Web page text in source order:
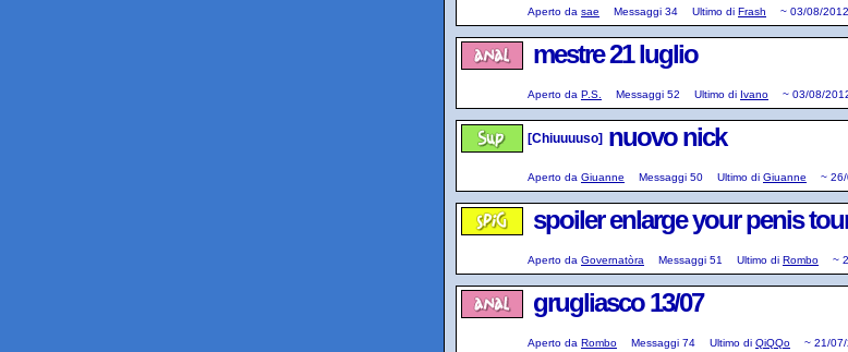
Aperto da sae Messaggi 34 Ultimo di Frash ~ 03/08/
mestre 21 luglio
Aperto da P.S. Messaggi 52 Ultimo di Ivano ~ 03/08/
[Chiuuuuso] nuovo nick
Aperto da Giuanne Messaggi 50 Ultimo di Giuanne ~
spoiler enlarge your penis
Aperto da Governatòra Messaggi 51 Ultimo di Rombo ~
grugliasco 13/07
Aperto da Rombo Messaggi 74 Ultimo di QiQQo ~ 21/